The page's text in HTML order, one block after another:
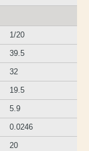
1/20
39.5
32
19.5
5.9
0.0246
20